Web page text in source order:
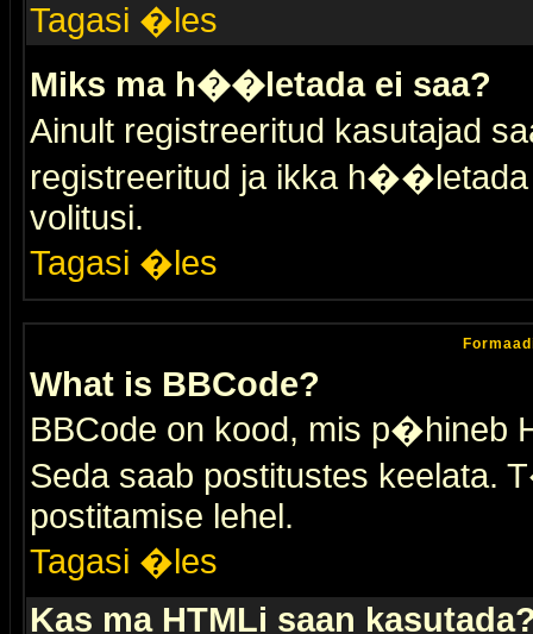
Tagasi �les
Miks ma h��letada ei saa?
Ainult registreeritud kasutajad
registreeritud ja ikka h��letada
volitusi.
Tagasi �les
What is BBCode?
BBCode on kood, mis p�hineb
Seda saab postitustes keelata.
postitamise lehel.
Tagasi �les
Kas ma HTMLi saan